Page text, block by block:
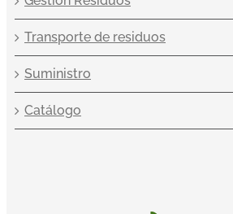
Transporte de residuos
Suministro
Catálogo